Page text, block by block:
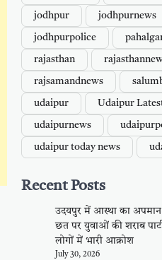
jodhpur jodhpurnews
jodhpurpolice
rajasthan
rajsamandnews
udaipur Udaipur
udaipurnews
udaipur today news
Recent Posts
उदयपुर में आस्था का
छत पर युवाओं की शराब
लोगों में भारी आक्रोश
July 30, 2026